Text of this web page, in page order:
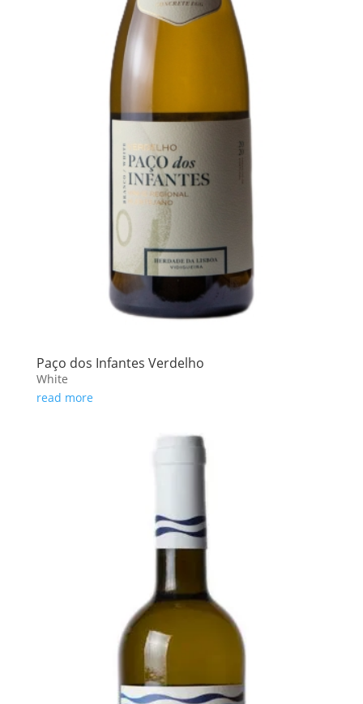
Paço dos Infantes Verdelho
White
read more